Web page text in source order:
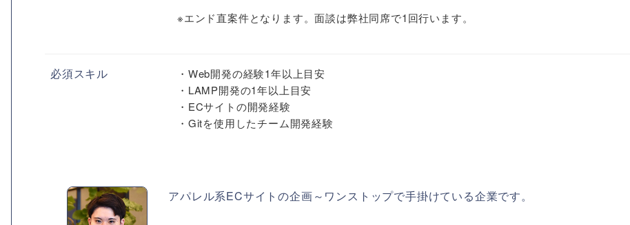
※エンド直案件となります。面談は弊社同席で1回行います。
必須スキル
・Web開発の経験1年以上目安
・LAMP開発の1年以上目安
・ECサイトの開発経験
・Gitを使用したチーム開発経験
アパレル系ECサイトの企画～ワンストップで手掛けている企業です。